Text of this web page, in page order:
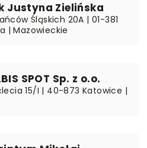
Justyna Zielińska
Śląskich 20A | 01-381
| Mazowieckie
SPOT Sp. z o.o.
15/I | 40-873 Katowice |